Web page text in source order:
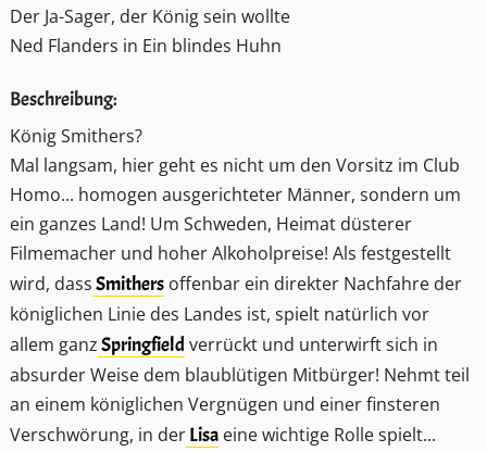
Der Ja-Sager, der König sein wollte
Ned Flanders in Ein blindes Huhn
Beschreibung:
König Smithers?
Mal langsam, hier geht es nicht um den Vorsitz im Club
Homo... homogen ausgerichteter Männer, sondern um
ein ganzes Land! Um Schweden, Heimat düsterer
Filmemacher und hoher Alkoholpreise! Als festgestellt
wird, dassSmithers offenbar ein direkter Nachfahre der
königlichen Linie des Landes ist, spielt natürlich vor
allem ganzSpringfieldverrückt und unterwirft sich in
absurder Weise dem blaublütigen Mitbürger! Nehmt teil
an einem königlichen Vergnügen und einer finsteren
Verschwörung, in derLisa eine wichtige Rolle spielt...